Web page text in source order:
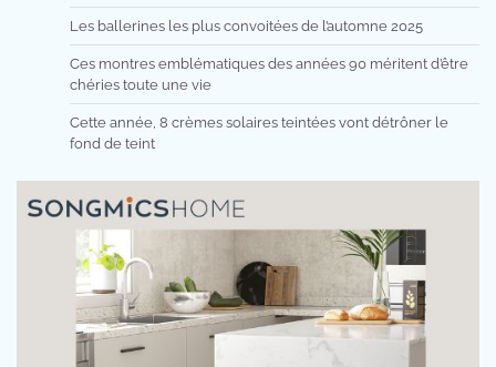
Les ballerines les plus convoitées de l’automne 2025
Ces montres emblématiques des années 90 méritent d’être
chéries toute une vie
Cette année, 8 crèmes solaires teintées vont détrôner le
fond de teint